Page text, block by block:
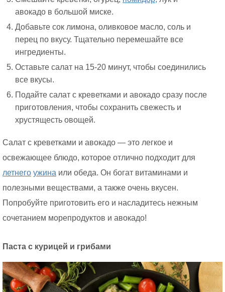
авокадо в большой миске.
Добавьте сок лимона, оливковое масло, соль и
перец по вкусу. Тщательно перемешайте все
ингредиенты.
Оставьте салат на 15-20 минут, чтобы соединились
все вкусы.
Подайте салат с креветками и авокадо сразу после
приготовления, чтобы сохранить свежесть и
хрустящесть овощей.
Салат с креветками и авокадо — это легкое и
освежающее блюдо, которое отлично подходит для
летнего ужина или обеда. Он богат витаминами и
полезными веществами, а также очень вкусен.
Попробуйте приготовить его и насладитесь нежным
сочетанием морепродуктов и авокадо!
Паста с курицей и грибами